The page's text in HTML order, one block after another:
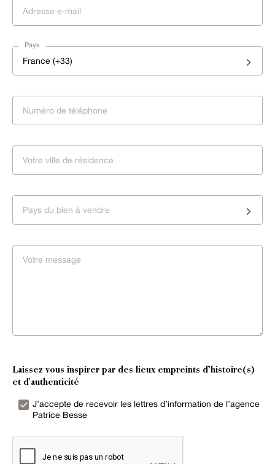
Pays
France (+33)
Pays du bien à vendre
Laissez vous inspirer par des lieux empreints d’histoire(s)
et d'authenticité
J’accepte de recevoir les lettres d’information de l’agence
Patrice Besse